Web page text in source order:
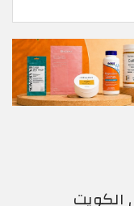
الكويت